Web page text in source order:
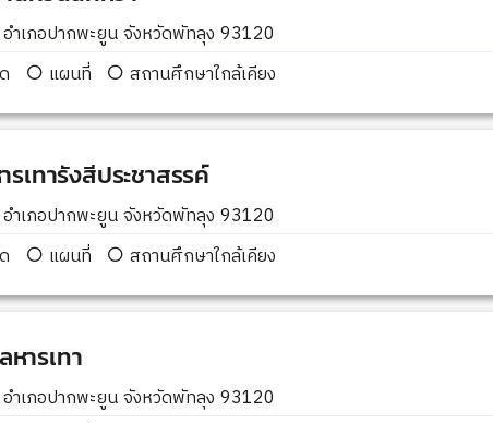
อำเภอปากพะยูน จังหวัดพัทลุง 93120
แผนที่ สถานศึกษาใกล้เคียง
รเทารังสีประชาสรรค์
อำเภอปากพะยูน จังหวัดพัทลุง 93120
แผนที่ สถานศึกษาใกล้เคียง
ารเทา
อำเภอปากพะยูน จังหวัดพัทลุง 93120